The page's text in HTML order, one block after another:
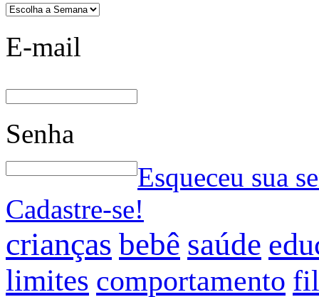
E-mail
Senha
Esqueceu sua
Cadastre-se!
crianças bebê saúde
limites comportamento